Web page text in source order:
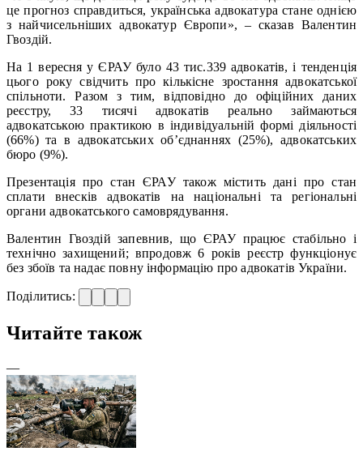
це прогноз справдиться, українська адвокатура стане однією
з найчисельніших адвокатур Європи», – сказав Валентин
Гвоздій.
На 1 вересня у ЄРАУ було 43 тис.339 адвокатів, і тенденція
цього року свідчить про кількісне зростання адвокатської
спільноти. Разом з тим, відповідно до офіційних даних
реєстру, 33 тисячі адвокатів реально займаються
адвокатською практикою в індивідуальній формі діяльності
(66%) та в адвокатських об’єднаннях (25%), адвокатських
бюро (9%).
Презентація про стан ЄРАУ також містить дані про стан
сплати внесків адвокатів на національні та регіональні
органи адвокатського самоврядування.
Валентин Гвоздій запевнив, що ЄРАУ працює стабільно і
технічно захищений; впродовж 6 років реєстр функціонує
без збоїв та надає повну інформацію про адвокатів України.
Поділитись:
Читайте також
—